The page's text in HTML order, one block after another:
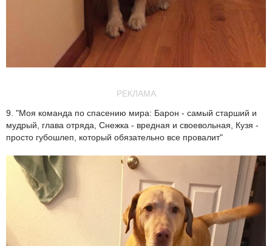
РЕКЛАМА
9. "Моя команда по спасению мира: Барон - самый старший и
мудрый, глава отряда, Снежка - вредная и своевольная, Кузя -
просто губошлеп, который обязательно все провалит"